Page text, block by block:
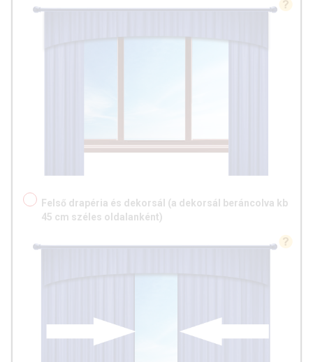
Felső drapéria és dekorsál (a dekorsál beráncolva kb
45 cm széles oldalanként)